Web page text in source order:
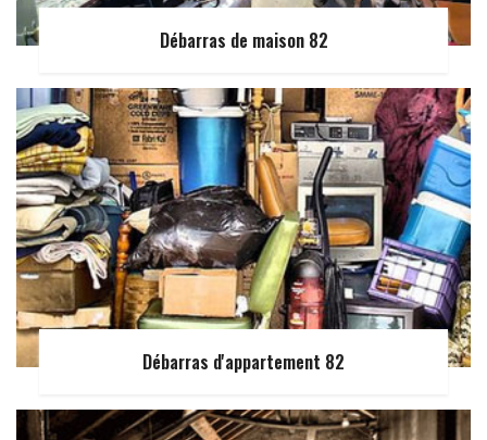
Débarras de maison 82
Débarras d'appartement 82